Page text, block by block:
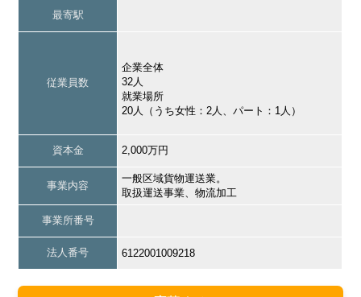
最寄駅
従業員数
企業全体
32人
就業場所
20人（うち女性：2人、パート：1人）
資本金 2,000万円
事業内容
一般区域貨物運送業。
取扱運送事業、物流加工
事業所番号
法人番号 6122001009218